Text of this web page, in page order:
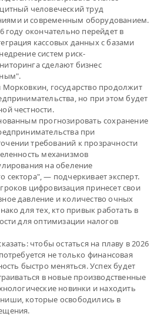
человеческий труд
и современным оборудованием.
году окончательно перейдет в
кассовых данных с базами
систем риск-
сделают бизнес
государство продолжит
но при этом будет
честности.
прогнозировать сохранение
при
требований к прозрачности
механизмов
на обеление
сектора", — подчеркивает эксперт.
цифровизация принесет свои
давление и количество очных
для тех, кто привык работать в
для оптимизации налогов
чтобы остаться на плаву в 2026
не только финансовая
быстро меняться. Успех будет
в новые производственные
новинки и находить
которые освободились в